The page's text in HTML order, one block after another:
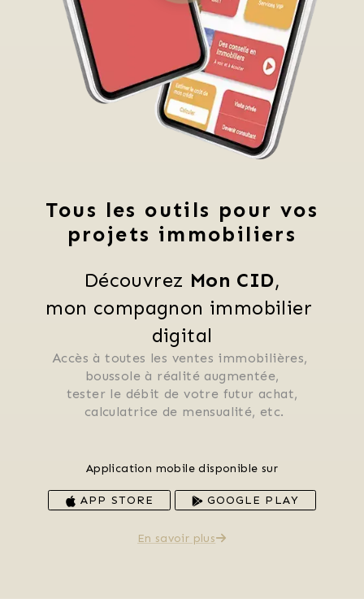
Tous les outils pour vos
projets immobiliers
Découvrez Mon CID,
mon compagnon immobilier
digital
Accès à toutes les ventes immobilières,
boussole à réalité augmentée,
tester le débit de votre futur achat,
calculatrice de mensualité, etc.
Application mobile disponible sur
APP STORE GOOGLE PLAY
En savoir plus